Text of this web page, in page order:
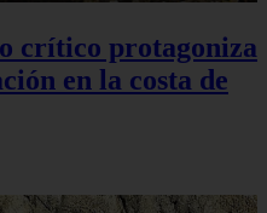
crítico protagoniza
en la costa de